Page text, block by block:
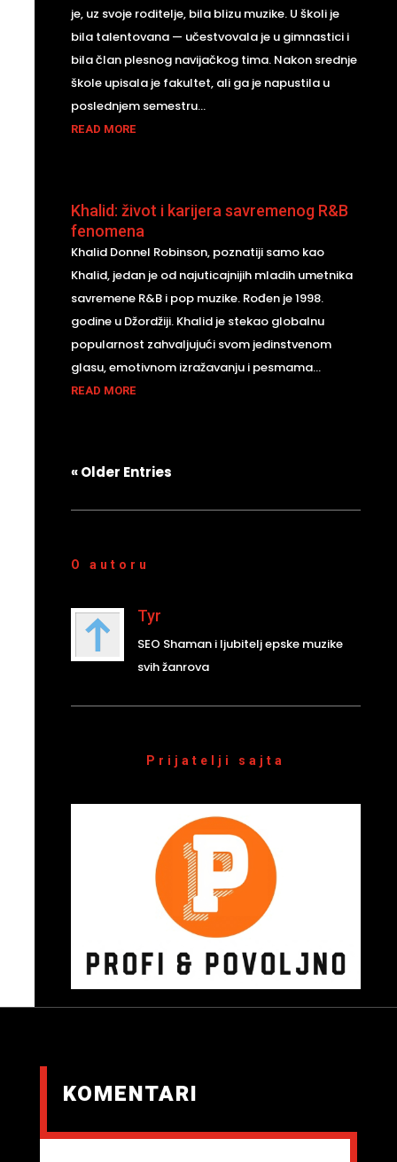
je, uz svoje roditelje, bila blizu muzike. U školi je
bila talentovana — učestvovala je u gimnastici i
bila član plesnog navijačkog tima. Nakon srednje
škole upisala je fakultet, ali ga je napustila u
poslednjem semestru...
READ MORE
Khalid: život i karijera savremenog R&B
fenomena
Khalid Donnel Robinson, poznatiji samo kao
Khalid, jedan je od najuticajnijih mladih umetnika
savremene R&B i pop muzike. Rođen je 1998.
godine u Džordžiji. Khalid je stekao globalnu
popularnost zahvaljujući svom jedinstvenom
glasu, emotivnom izražavanju i pesmama...
READ MORE
« Older Entries
O autoru
Tyr
SEO Shaman i ljubitelj epske muzike
svih žanrova
Prijatelji sajta
KOMENTARI